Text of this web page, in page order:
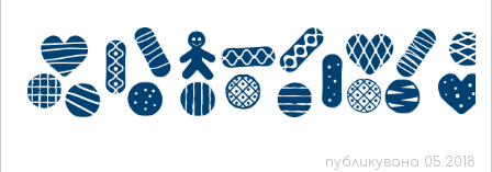
публикувана 05.2018